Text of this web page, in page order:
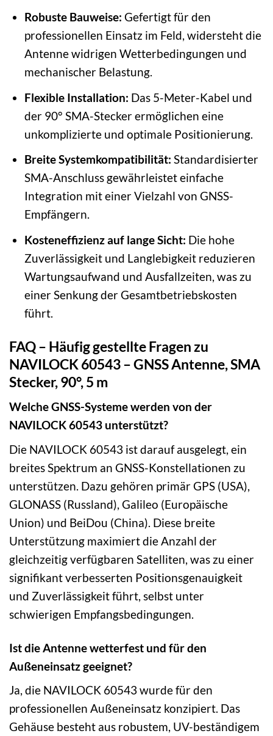
Robuste Bauweise: Gefertigt für den
professionellen Einsatz im Feld, widersteht die
Antenne widrigen Wetterbedingungen und
mechanischer Belastung.
Flexible Installation: Das 5-Meter-Kabel und
der 90° SMA-Stecker ermöglichen eine
unkomplizierte und optimale Positionierung.
Breite Systemkompatibilität: Standardisierter
SMA-Anschluss gewährleistet einfache
Integration mit einer Vielzahl von GNSS-
Empfängern.
Kosteneffizienz auf lange Sicht: Die hohe
Zuverlässigkeit und Langlebigkeit reduzieren
Wartungsaufwand und Ausfallzeiten, was zu
einer Senkung der Gesamtbetriebskosten
führt.
FAQ – Häufig gestellte Fragen zu
NAVILOCK 60543 – GNSS Antenne, SMA
Stecker, 90°, 5 m
Welche GNSS-Systeme werden von der
NAVILOCK 60543 unterstützt?
Die NAVILOCK 60543 ist darauf ausgelegt, ein
breites Spektrum an GNSS-Konstellationen zu
unterstützen. Dazu gehören primär GPS (USA),
GLONASS (Russland), Galileo (Europäische
Union) und BeiDou (China). Diese breite
Unterstützung maximiert die Anzahl der
gleichzeitig verfügbaren Satelliten, was zu einer
signifikant verbesserten Positionsgenauigkeit
und Zuverlässigkeit führt, selbst unter
schwierigen Empfangsbedingungen.
Ist die Antenne wetterfest und für den
Außeneinsatz geeignet?
Ja, die NAVILOCK 60543 wurde für den
professionellen Außeneinsatz konzipiert. Das
Gehäuse besteht aus robustem, UV-beständigem